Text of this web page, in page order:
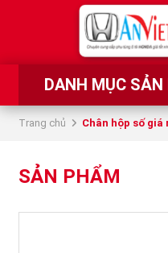
DANH MỤC SẢN
Trang chủ Chân hộp số giá
SẢN PHẨM